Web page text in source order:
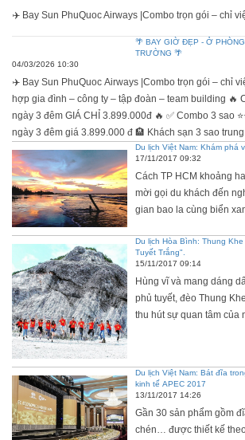
✈️ Bay Sun PhuQuoc Airways |Combo trọn gói – chỉ
🌴 BAY GIỜ ĐẸP - Ở
TRƯỜNG 🌴
04/03/2026 10:30
✈️ Bay Sun PhuQuoc Airways |Combo trọn gói – chỉ
hợp gia đình – công ty – tập đoàn – team building 🔥 COMBO PHÚ QUỐC 4
ngày 3 đêm GIÁ CHỈ 3.899.000đ 🔥 ✅ Combo 3 sao ⭐⭐⭐ 🌟 Phú Quốc 4
ngày 3 đêm giá 3.899.000 đ 🏨 Khách sạn 3 sao trung tâm ✅ Combo
⭐⭐⭐⭐ 🌟 Phú Quốc 4 ngày 3 đêm giá 4.399.000 đ 🏨
Thanh Luxury Phú Quốc hoặc tương đương 🎯 COMBO ĐÃ BAO GỒM: ✔️
Vé máy bay khứ hồi Hà Nội - Phú Quốc - Hà Nội đi
03 bữa tại khách sạn ✔️ Bữa ăn nhẹ trên máy bay
không ✔️ 23kg hành lý ký gửi + 7kg xách tay 🤝 TUYỂN ĐẠI LÝ – CỘNG
TÁC VIÊN TOÀN QUỐC 💎 Giá tốt – chiết khấu hấp
tài liệu & hình ảnh 💎 Chính sách riêng cho đối tác,
------------------ 📌 Royal Dragon Tourist 📍 Địa chỉ: -
Vinhomes Ocean Park 1, Gia Lâm, Hà Nội - Tầng 2,
Bình Green, 505 Minh Khai, Hai Bà Trưng, Hà Nội -
Mai – Hà Nội ☎️ 0985.214.293 ✉️ Mail :
Website : https://hoanglongtravel.com/
Du lịch Việt Nam: Khám phá
17/11/2017 09:32
Cách TP HCM khoảng
mời gọi du khách đến
gian bao la cùng biển
Du lịch Hòa Bình: Thung
Tuyết Trắng".
15/11/2017 09:14
Hùng vĩ và mang dáng
phủ tuyết, đèo Thung
thu hút sự quan tâm của
Du lịch Việt Nam: Bát đĩa
kinh tế APEC 2017
13/11/2017 14:26
Gần 30 sản phẩm gồm
chén… được thiết kế